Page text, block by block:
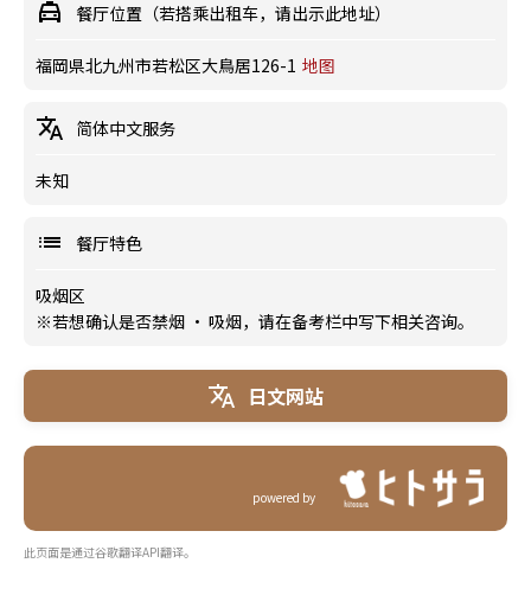
餐厅位置（若搭乘出租车，请出示此地址）
福岡県北九州市若松区大鳥居126-1 地图
简体中文服务
未知
餐厅特色
吸烟区
※若想确认是否禁烟 · 吸烟，请在备考栏中写下相关咨询。
日文网站
powered by
此页面是通过谷歌翻译API翻译。